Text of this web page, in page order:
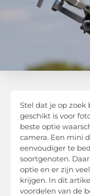
Stel dat je op
geschikt is voor
beste optie
camera. Een mini
eenvoudiger te
soortgenoten.
optie en er zijn
krijgen. In dit
voordelen van de